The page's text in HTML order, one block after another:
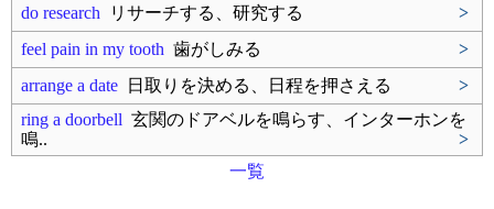
do research リサーチする、研究する
>
feel pain in my tooth 歯がしみる
>
arrange a date 日取りを決める、日程を押さえる
>
ring a doorbell 玄関のドアベルを鳴らす、インターホンを
鳴..
>
一覧